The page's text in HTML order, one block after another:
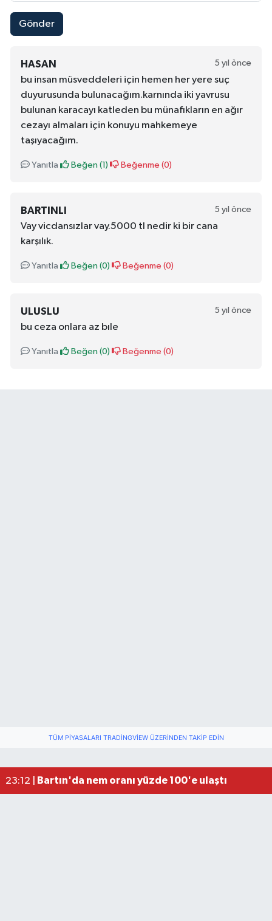
Gönder
HASAN 5 yıl önce
bu insan müsveddeleri için hemen her yere suç
duyurusunda bulunacağım.karnında iki yavrusu
bulunan karacayı katleden bu münafıkların en ağır
cezayı almaları için konuyu mahkemeye
taşıyacağım.
Yanıtla Beğen (1 ) Beğenme (0)
BARTINLI 5 yıl önce
Vay vicdansızlar vay.5000 tl nedir ki bir cana
karşılık.
Yanıtla Beğen (0) Beğenme (0)
ULUSLU 5 yıl önce
bu ceza onlara az bıle
Yanıtla Beğen (0) Beğenme (0)
TÜM PIYASALARI TRADINGVIEW ÜZERINDEN TAKIP EDIN
22:22 | Fındık üreticisinin beklediği haber: TMO fiyatı